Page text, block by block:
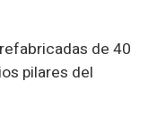
de 40
pilares del